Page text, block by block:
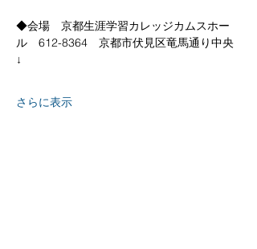
◆会場　京都生涯学習カレッジカムスホー
ル　612-8364　京都市伏見区竜馬通り中央
↓
さらに表示